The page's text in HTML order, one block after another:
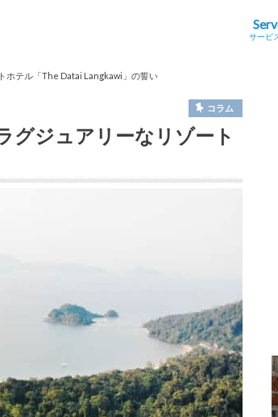
サービ
ホテル「The Datai Langkawi」の誓い
コラム
グジュアリーなリゾート